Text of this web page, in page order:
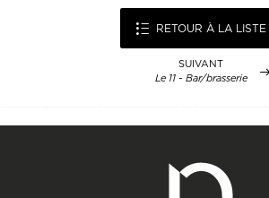
RETOUR À LA LISTE
SUIVANT
Le 11 - Bar/brasserie